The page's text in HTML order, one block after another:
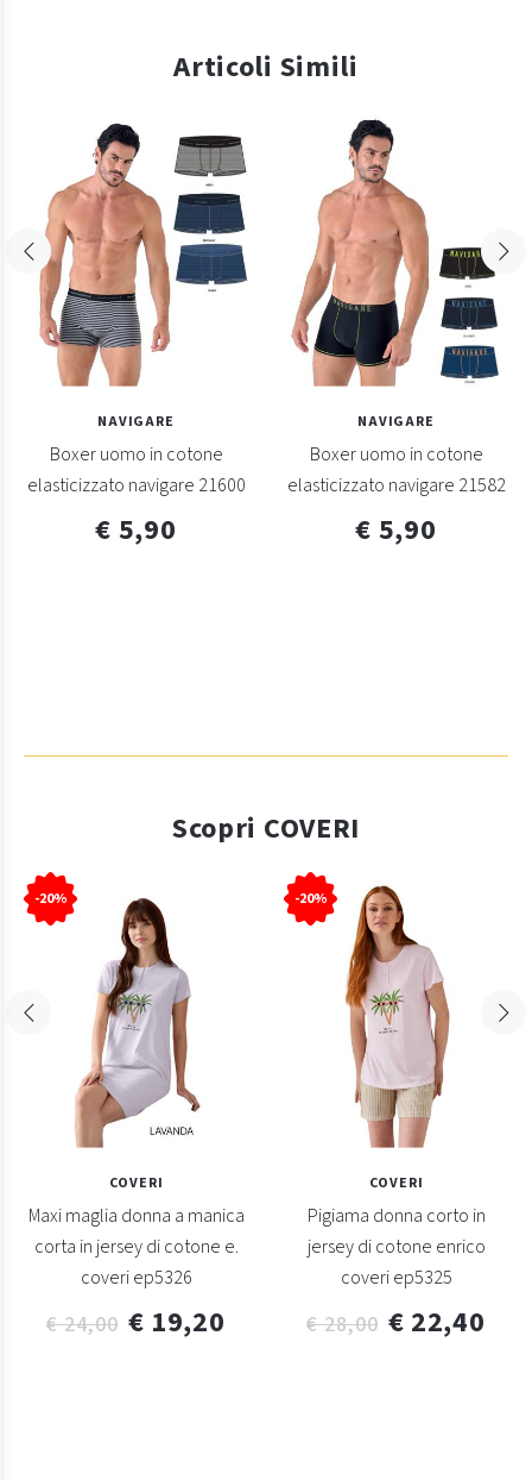
Articoli Simili
NAVIGARE
Boxer uomo in cotone
elasticizzato navigare 21600
€ 5,90
NAVIGARE
Boxer uomo in cotone
elasticizzato navigare 21582
€ 5,90
Scopri COVERI
-20%
COVERI
Maxi maglia donna a manica
corta in jersey di cotone e.
coveri ep5326
€ 24,00 € 19,20
-20%
COVERI
Pigiama donna corto in
jersey di cotone enrico
coveri ep5325
€ 28,00 € 22,40